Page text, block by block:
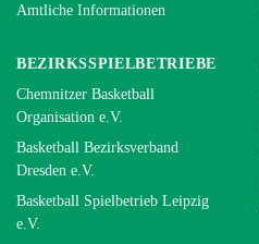
Amtliche Informationen
BEZIRKSSPIELBETRIEBE
Chemnitzer Basketball
Organisation e.V.
Basketball Bezirksverband
Dresden e.V.
Basketball Spielbetrieb Leipzig
e.V.